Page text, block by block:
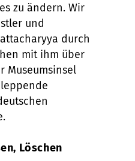
zu ändern. Wir
und
durch
mit ihm über
Museumsinsel
Löschen